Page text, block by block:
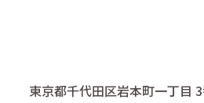
東京都千代田区岩本町一丁目